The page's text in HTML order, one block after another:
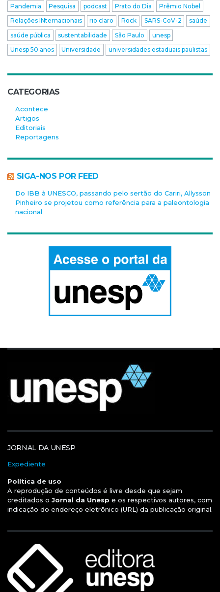
Pandemia
Pesquisa podcast Prato do Dia
Prêmio Nobel
Relações INternacionais
rio claro Rock SARS-CoV-2
saúde
saúde pública
sustentabilidade São Paulo
unesp
Unesp 50 anos
Universidade universidades estaduais paulistas
CATEGORIAS
Acontece
Artigos
Editoriais
Reportagens
SIGA-NOS POR FEED
Do IBB à UNESCO, passando pelo sertão do Cariri, Allysson
Pinheiro se projetou como referência para a paleontologia
nacional
JORNAL DA UNESP
Expediente
Política de uso
A reprodução de conteúdos é livre desde que sejam
creditados o Jornal da Unesp e os respectivos autores, com
indicação do endereço eletrônico (URL) da publicação original.